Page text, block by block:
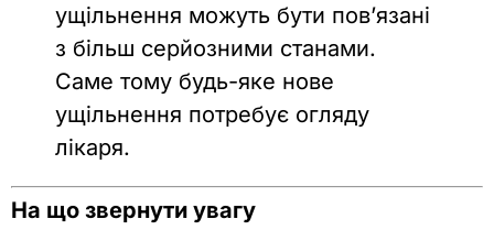
ущільнення можуть бути пов’язані
з більш серйозними станами.
Саме тому будь-яке нове
ущільнення потребує огляду
лікаря.
На що звернути увагу